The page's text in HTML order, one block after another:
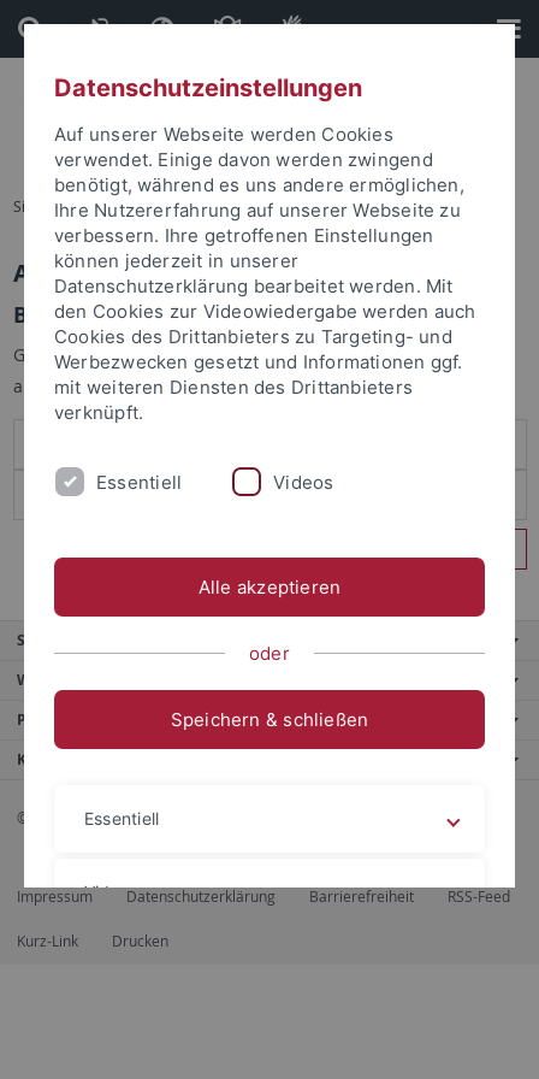
Direkt
zum
Inhalt
Direkt
zur
Fußleiste
Sie sind hier: Startseite
Anmelden
Benutzeranmeldung
Geben Sie Ihren Benutzernamen und Ihr Passwort an um sich
anzumelden:
Service
Weitere Angebote
Portale
Kontaktinfo
© 2026 Eberhard Karls Universität Tübingen, Tübingen
Impressum Datenschutzerklärung Barrierefreiheit RSS-Feed
Kurz-Link Drucken
Datenschutzeinstellungen
Auf unserer Webseite werden Cookies
verwendet. Einige davon werden zwingend
benötigt, während es uns andere ermöglichen,
Ihre Nutzererfahrung auf unserer Webseite zu
verbessern. Ihre getroffenen Einstellungen
können jederzeit in unserer
Datenschutzerklärung bearbeitet werden. Mit
den Cookies zur Videowiedergabe werden auch
Cookies des Drittanbieters zu Targeting- und
Werbezwecken gesetzt und Informationen ggf.
mit weiteren Diensten des Drittanbieters
verknüpft.
Essentiell Videos
Alle akzeptieren
oder
Speichern & schließen
Essentiell
Videos